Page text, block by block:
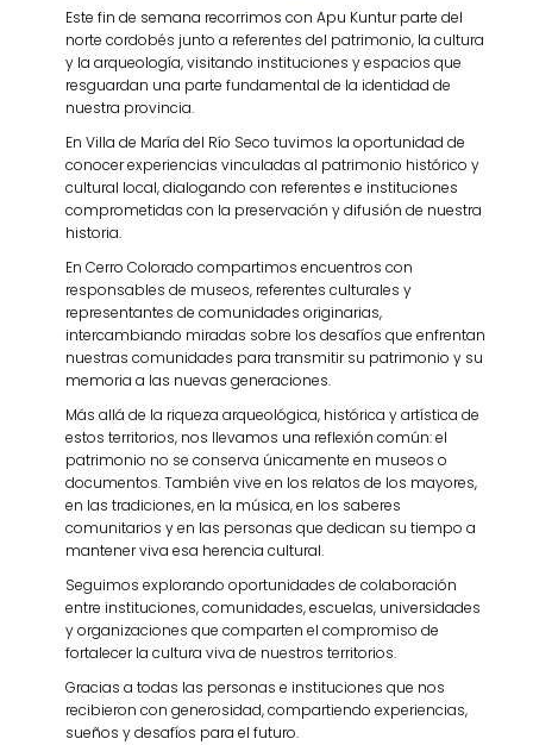
Este fin de semana recorrimos con Apu Kuntur parte del
norte cordobés junto a referentes del patrimonio, la cultura
y la arqueología, visitando instituciones y espacios que
resguardan una parte fundamental de la identidad de
nuestra provincia.
En Villa de María del Río Seco tuvimos la oportunidad de
conocer experiencias vinculadas al patrimonio histórico y
cultural local, dialogando con referentes e instituciones
comprometidas con la preservación y difusión de nuestra
historia.
En Cerro Colorado compartimos encuentros con
responsables de museos, referentes culturales y
representantes de comunidades originarias,
intercambiando miradas sobre los desafíos que enfrentan
nuestras comunidades para transmitir su patrimonio y su
memoria a las nuevas generaciones.
Más allá de la riqueza arqueológica, histórica y artística de
estos territorios, nos llevamos una reflexión común: el
patrimonio no se conserva únicamente en museos o
documentos. También vive en los relatos de los mayores,
en las tradiciones, en la música, en los saberes
comunitarios y en las personas que dedican su tiempo a
mantener viva esa herencia cultural.
Seguimos explorando oportunidades de colaboración
entre instituciones, comunidades, escuelas, universidades
y organizaciones que comparten el compromiso de
fortalecer la cultura viva de nuestros territorios.
Gracias a todas las personas e instituciones que nos
recibieron con generosidad, compartiendo experiencias,
sueños y desafíos para el futuro.